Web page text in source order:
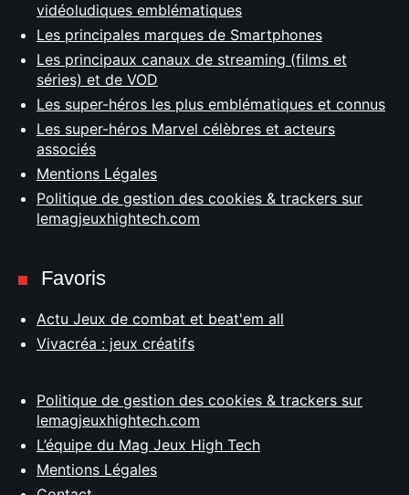
vidéoludiques emblématiques
Les principales marques de Smartphones
Les principaux canaux de streaming (films et
séries) et de VOD
Les super-héros les plus emblématiques et connus
Les super-héros Marvel célèbres et acteurs
associés
Mentions Légales
Politique de gestion des cookies & trackers sur
lemagjeuxhightech.com
Favoris
Actu Jeux de combat et beat'em all
Vivacréa : jeux créatifs
Politique de gestion des cookies & trackers sur
lemagjeuxhightech.com
L’équipe du Mag Jeux High Tech
Mentions Légales